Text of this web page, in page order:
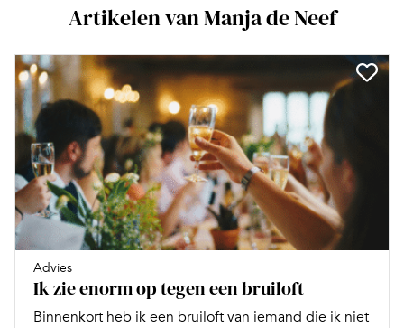
Artikelen van Manja de Neef
Advies
Ik zie enorm op tegen een bruiloft
Binnenkort heb ik een bruiloft van iemand die ik niet